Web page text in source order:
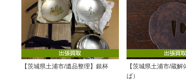
【茨城県土浦市/遺品整理】銀杯
【茨城県土浦市/蔵解
ば）